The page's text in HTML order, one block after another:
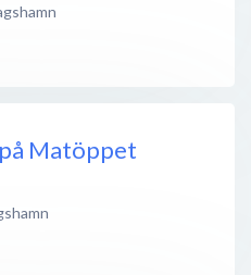
Matöppet